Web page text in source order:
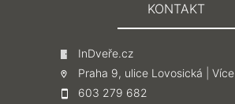
KONTAKT
InDveře.cz
Praha 9, ulice Lovosická | Více
603 279 682